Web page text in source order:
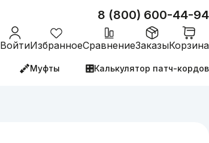
8 (800) 600-44-94
ВойтиИзбранноеСравнениеЗаказыКорзина
Муфты Калькулятор патч-кордов